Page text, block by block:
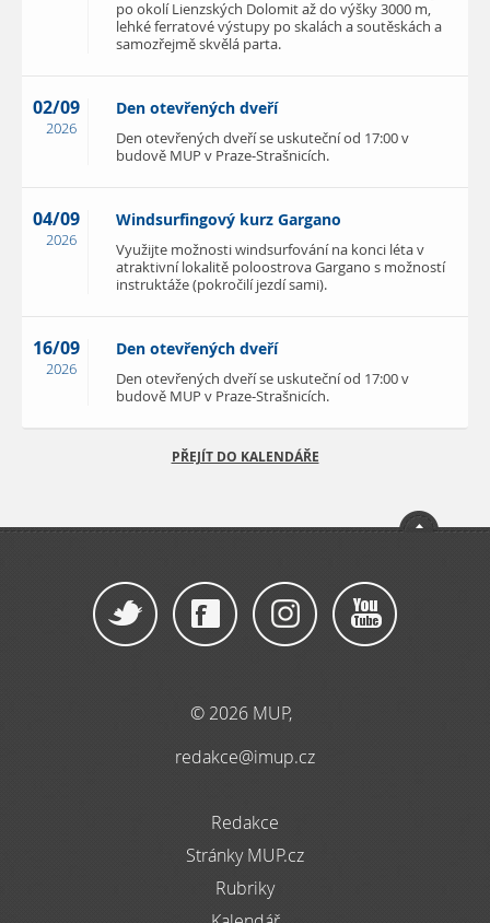
po okolí Lienzských Dolomit až do výšky 3000 m,
lehké ferratové výstupy po skalách a soutěskách a
samozřejmě skvělá parta.
02/09
2026
Den otevřených dveří
Den otevřených dveří se uskuteční od 17:00 v
budově MUP v Praze-Strašnicích.
04/09
2026
Windsurfingový kurz Gargano
Využijte možnosti windsurfování na konci léta v
atraktivní lokalitě poloostrova Gargano s možností
instruktáže (pokročilí jezdí sami).
16/09
2026
Den otevřených dveří
Den otevřených dveří se uskuteční od 17:00 v
budově MUP v Praze-Strašnicích.
PŘEJÍT DO KALENDÁŘE
© 2026 MUP,
redakce@imup.cz
Redakce
Stránky MUP.cz
Rubriky